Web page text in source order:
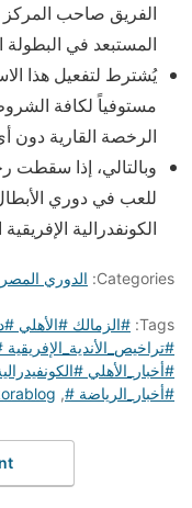
الفريق صاحب المركز
المستبعد في
يُشترط لتفعيل هذا
مستوفياً لكافة
الرخصة القارية دون
وبالتالي، إذا سقطت
للعب في دوري
الكونفدرالية
Categories: الدوري
Tags: ​#الزمالك #الأهلي
#أخبار_الأهلي
#أخبار_الرياضة #,